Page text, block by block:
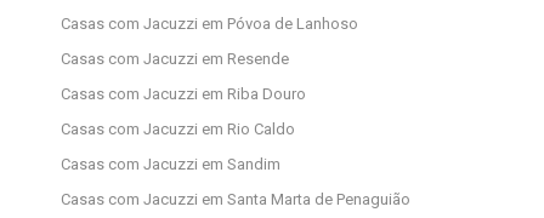
Casas com Jacuzzi em Póvoa de Lanhoso
Casas com Jacuzzi em Resende
Casas com Jacuzzi em Riba Douro
Casas com Jacuzzi em Rio Caldo
Casas com Jacuzzi em Sandim
Casas com Jacuzzi em Santa Marta de Penaguião